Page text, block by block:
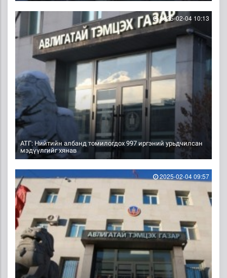
АТГ: Нийтийн албанд томилогдох 997 иргэний урьдчилсан
мэдүүлгийг хянав
2025-02-04 10:13
2025-02-04 09:57